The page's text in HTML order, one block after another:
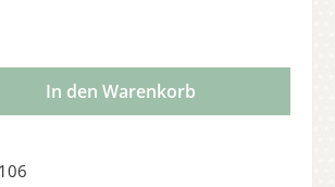
Wert ein oder benutze die Schaltflächen
In den Warenkorb